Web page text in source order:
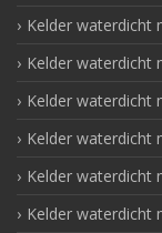
Kelder waterdicht
Kelder waterdicht
Kelder waterdicht
Kelder waterdicht
Kelder waterdicht
Kelder waterdicht